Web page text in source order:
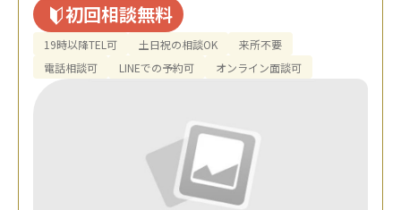
初回相談無料
19時以降TEL可 土日祝の相談OK
来所不要
電話相談可
LINEでの予約可 オンライン面談可